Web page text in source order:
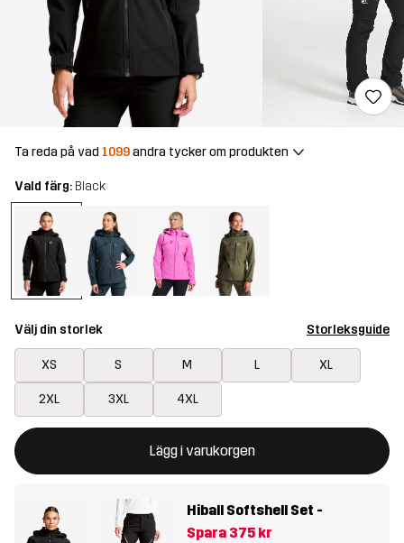
Ta reda på vad 1099andra tycker om produkten
Vald färg: Black
Välj din storlek Storleksguide
XS S M L XL
2XL 3XL 4XL
Lägg i varukorgen
Denna knapp kommer att öppna en modal som bekräftar en ny
{{size}} inte tillgänglig
Hiball Softshell Set -
Spara 375 kr